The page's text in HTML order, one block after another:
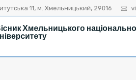
11, м. Хмельницький, 29016
Хмельницького